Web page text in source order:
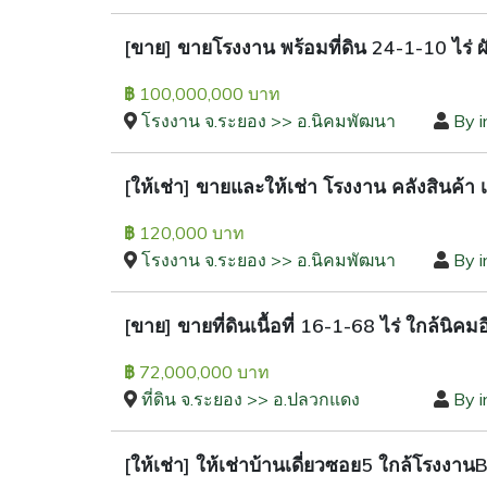
[ขาย] ขายโรงงาน พร้อมที่ดิน 24-1-10 ไร่
฿ 100,000,000 บาท
โรงงาน จ.ระยอง >> อ.นิคมพัฒนา
By
[ให้เช่า] ขายและให้เช่า โรงงาน คลังสินค้
฿ 120,000 บาท
โรงงาน จ.ระยอง >> อ.นิคมพัฒนา
By
[ขาย] ขายที่ดินเนื้อที่ 16-1-68 ไร่ ใกล้นิคม
฿ 72,000,000 บาท
ที่ดิน จ.ระยอง >> อ.ปลวกแดง
By
[ให้เช่า] ให้เช่าบ้านเดี่ยวซอย5 ใกล้โรงงา